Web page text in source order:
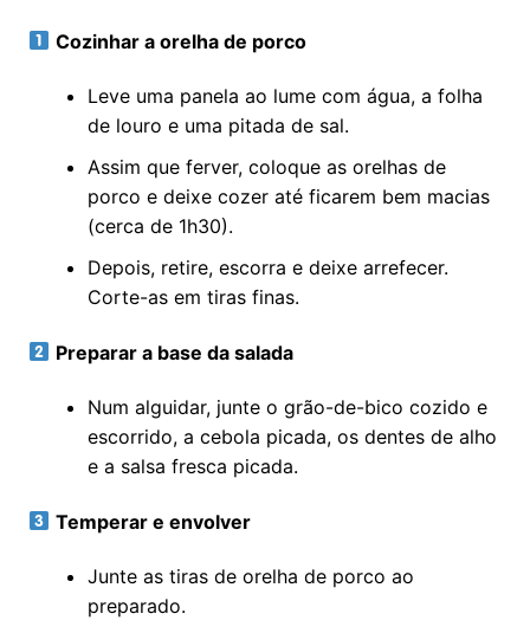
Cozinhar a orelha de porco
Leve uma panela ao lume com água, a folha
de louro e uma pitada de sal.
Assim que ferver, coloque as orelhas de
porco e deixe cozer até ficarem bem macias
(cerca de 1h30).
Depois, retire, escorra e deixe arrefecer.
Corte-as em tiras finas.
Preparar a base da salada
Num alguidar, junte o grão-de-bico cozido e
escorrido, a cebola picada, os dentes de alho
e a salsa fresca picada.
Temperar e envolver
Junte as tiras de orelha de porco ao
preparado.